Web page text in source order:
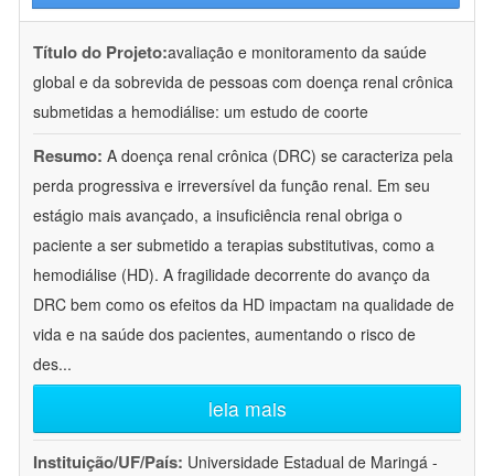
Título do Projeto:avaliação e monitoramento da saúde
global e da sobrevida de pessoas com doença renal crônica
submetidas a hemodiálise: um estudo de coorte
Resumo: A doença renal crônica (DRC) se caracteriza pela
perda progressiva e irreversível da função renal. Em seu
estágio mais avançado, a insuficiência renal obriga o
paciente a ser submetido a terapias substitutivas, como a
hemodiálise (HD). A fragilidade decorrente do avanço da
DRC bem como os efeitos da HD impactam na qualidade de
vida e na saúde dos pacientes, aumentando o risco de
des...
leia mais
Instituição/UF/País: Universidade Estadual de Maringá -